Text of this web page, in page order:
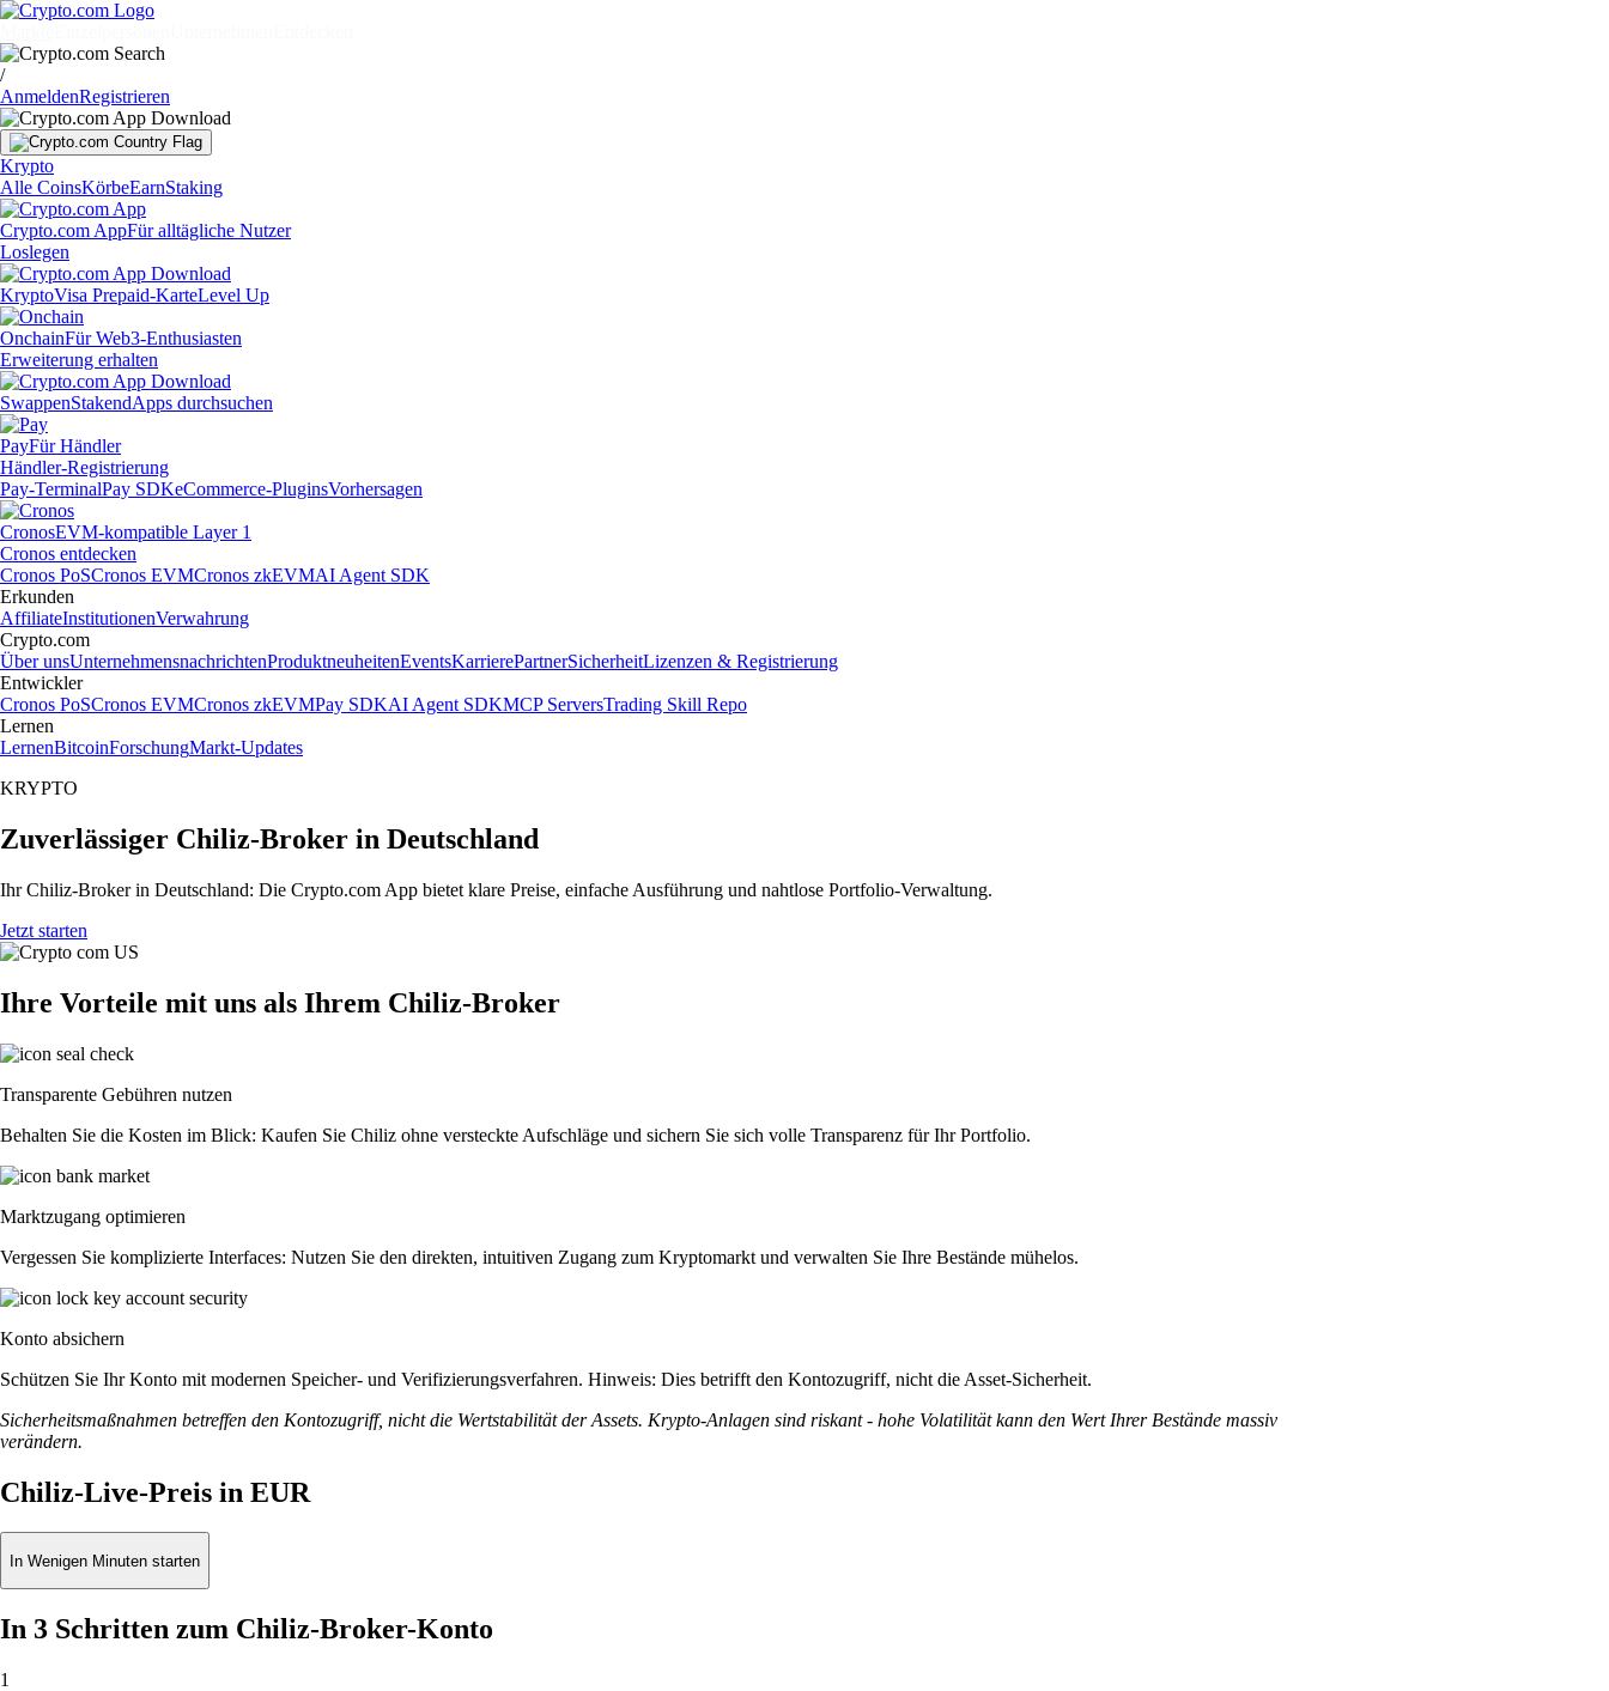
/
AnmeldenRegistrieren
Krypto
Alle CoinsKörbeEarnStaking
Crypto.com AppFür alltägliche Nutzer
Loslegen
KryptoVisa Prepaid-KarteLevel Up
OnchainFür Web3-Enthusiasten
Erweiterung erhalten
SwappenStakendApps durchsuchen
PayFür Händler
Händler-Registrierung
Pay-TerminalPay SDKeCommerce-PluginsVorhersagen
CronosEVM-kompatible Layer 1
Cronos entdecken
Cronos PoSCronos EVMCronos zkEVMAI Agent SDK
Erkunden
AffiliateInstitutionenVerwahrung
Crypto.com
Über unsUnternehmensnachrichtenProduktneuheitenEventsKarrierePartnerSicherheitLizenzen & Registrierung
Entwickler
Cronos PoSCronos EVMCronos zkEVMPay SDKAI Agent SDKMCP ServersTrading Skill Repo
Lernen
LernenBitcoinForschungMarkt-Updates
KRYPTO
Zuverlässiger Chiliz-Broker in Deutschland
Ihr Chiliz-Broker in Deutschland: Die Crypto.com App bietet klare Preise, einfache Ausführung und nahtlose Portfolio-Verwaltung.
Jetzt starten
Ihre Vorteile mit uns als Ihrem Chiliz-Broker
Transparente Gebühren nutzen
Behalten Sie die Kosten im Blick: Kaufen Sie Chiliz ohne versteckte Aufschläge und sichern Sie sich volle Transparenz für Ihr Portfolio.
Marktzugang optimieren
Vergessen Sie komplizierte Interfaces: Nutzen Sie den direkten, intuitiven Zugang zum Kryptomarkt und verwalten Sie Ihre Bestände mühelos.
Konto absichern
Schützen Sie Ihr Konto mit modernen Speicher- und Verifizierungsverfahren. Hinweis: Dies betrifft den Kontozugriff, nicht die Asset-Sicherheit.
Sicherheitsmaßnahmen betreffen den Kontozugriff, nicht die Wertstabilität der Assets. Krypto-Anlagen sind riskant - hohe Volatilität kann den Wert Ihrer Bestände massiv
verändern.
Chiliz-Live-Preis in EUR
In Wenigen Minuten starten
In 3 Schritten zum Chiliz-Broker-Konto
1